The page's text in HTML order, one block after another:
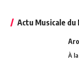
Actu Musicale du
À